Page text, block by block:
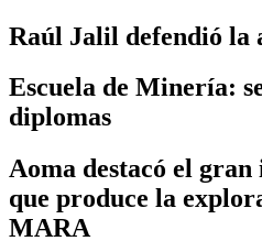
Raúl Jalil defendió la
Escuela de Minería:
diplomas
Aoma destacó el
que produce la
MARA